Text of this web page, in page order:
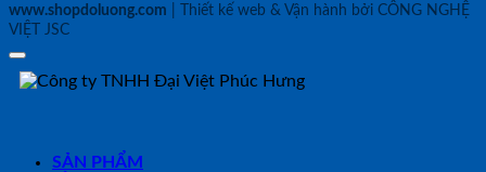
www.shopdoluong.com | Thiết kế web & Vận hành bởi CÔNG NGHỆ
VIỆT JSC
SẢN PHẨM